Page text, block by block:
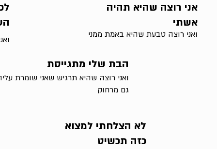
אני רוצה שהיא תהיה
אשתי
ואני רוצה טבעת שהיא באמת ממני
הבת שלי מתגייסת
ואני רוצה שהיא תרגיש שאני שומרת
גם מרחוק
לא הצלחתי למצוא
כזה תכשיט